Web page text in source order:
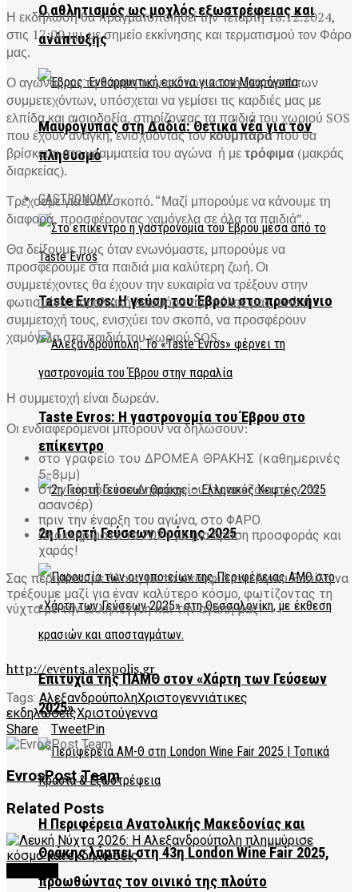
Ο αθλητισμός ως μοχλός εξωστρέφειας και
ανάπτυξης
Μαυρόγυπας στη Δαδιά: Θετικά νέα για τον
πληθυσμό
GASTRONOMY
Taste Evros: Η γεύση του Έβρου στο προσκήνιο
Taste Evros: Η γαστρονομία του Έβρου στο
επίκεντρο
2η Γιορτή Γεύσεων Θράκης 2025
Επιτυχία της ΠΑΜΘ στον «Χάρτη των Γεύσεων
2025»
Η Περιφέρεια Ανατολικής Μακεδονίας και
Θράκης λάμπει στη 43η London Wine Fair 2025,
προωθώντας τον οινικό της πλούτο
Η εκδήλωση θα πραγματοποιηθεί την Τετάρτη 18.12.2024,
στις 17:00 μμ. με σημείο εκκίνησης και τερματισμού τον Φάρο
μας.
Ο αγώνας, με τη λάμψη των φώτων και τη ζεστασιά των
συμμετεχόντων, υπόσχεται να γεμίσει τις καρδιές μας με
ελπίδα και αισιοδοξία, στηρίζοντας τα παιδιά του χωριού SOS
που έχουν ανάγκη, ενισχύοντας τονκουμπαράπου θα
βρίσκεται στη γραμματεία του αγώνα ή μετρόφιμα (μακράς
διαρκείας).
Τρέχουμε για έναν σκοπό. “Μαζί μπορούμε να κάνουμε τη
διαφορά, προσφέροντας χαμόγελα σε όλα τα παιδιά”.
Θα δείξουμε πως όταν ενωνόμαστε, μπορούμε να
προσφέρουμε στα παιδιά μια καλύτερη ζωή. Οι
συμμετέχοντες θα έχουν την ευκαιρία να τρέξουν στην
φωτισμένη παραλιακή λεωφόρο της πόλης μας, ενώ η
συμμετοχή τους, ενισχύει τον σκοπό, να προσφέρουν
χαμόγελα στα παιδιά του χωριού SOS.
Η συμμετοχή είναι δωρεάν.
Οι ενδιαφερόμενοι μπορούν να δηλώσουν:
στο γραφείο του ΔΡΟΜΕΑ ΘΡΑΚΗΣ (καθημερινές
5-8μμ)
στην είσοδο του Δημαρχείου (τραπεζάκι πριν το
ασανσέρ)
πριν την έναρξη του αγώνα, στο ΦΑΡΟ.
Ολοκληρώστε το 2024 με μια δράση προσφοράς και
χαράς!
Σας περιμένουμε όλους με τα σκουφιά του Άγιου Βασίλη να
τρέξουμε μαζί για έναν καλύτερο κόσμο, φωτίζοντας τη
νύχτα με την αλληλεγγύη και την αγάπη μας!
http://events.alexpolis.gr
Tags: ΑλεξανδρούποληΧριστογεννιάτικες
εκδηλώσειςΧριστούγεννα
Share
TweetPin
EvrosPost Team
Related Posts